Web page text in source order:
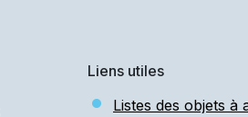
Liens utiles
Listes des objets à